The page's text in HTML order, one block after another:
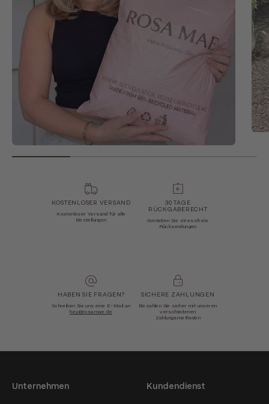
KOSTENLOSER VERSAND
Kostenloser Versand für alle
Bestellungen
30 TAGE
RÜCKGABERECHT
Genießen Sie stressfreie
Rücksendungen
HABEN SIE FRAGEN?
Schreiben Sie uns eine E-Mail an
hey@rosamae.de
SICHERE ZAHLUNGEN
Bezahlen Sie sicher mit unseren
verschiedenen
Zahlungsmethoden
Unternehmen Kundendienst